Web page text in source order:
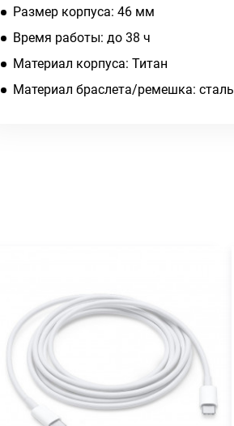
Размер корпуса: 46 мм
Время работы: до 38 ч
Материал корпуса: Титан
Материал браслета/ремешка: сталь